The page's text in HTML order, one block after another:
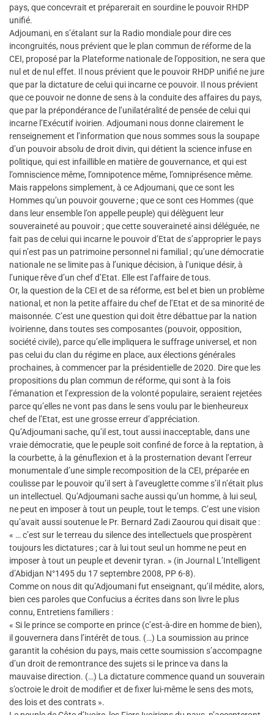
pays, que concevrait et préparerait en sourdine le pouvoir RHDP
unifié.
Adjoumani, en s’étalant sur la Radio mondiale pour dire ces
incongruités, nous prévient que le plan commun de réforme de la
CEI, proposé par la Plateforme nationale de l’opposition, ne sera que
nul et de nul effet. Il nous prévient que le pouvoir RHDP unifié ne jure
que par la dictature de celui qui incarne ce pouvoir. Il nous prévient
que ce pouvoir ne donne de sens à la conduite des affaires du pays,
que par la prépondérance de l’unilatéralité de pensée de celui qui
incarne l’Exécutif ivoirien. Adjoumani nous donne clairement le
renseignement et l’information que nous sommes sous la soupape
d’un pouvoir absolu de droit divin, qui détient la science infuse en
politique, qui est infaillible en matière de gouvernance, et qui est
l’omniscience même, l’omnipotence même, l’omniprésence même.
Mais rappelons simplement, à ce Adjoumani, que ce sont les
Hommes qu’un pouvoir gouverne ; que ce sont ces Hommes (que
dans leur ensemble l’on appelle peuple) qui délèguent leur
souveraineté au pouvoir ; que cette souveraineté ainsi déléguée, ne
fait pas de celui qui incarne le pouvoir d’Etat de s’approprier le pays
qui n’est pas un patrimoine personnel ni familial ; qu’une démocratie
nationale ne se limite pas à l’unique décision, à l’unique désir, à
l’unique rêve d’un chef d’Etat. Elle est l’affaire de tous.
Or, la question de la CEI et de sa réforme, est bel et bien un problème
national, et non la petite affaire du chef de l’Etat et de sa minorité de
maisonnée. C’est une question qui doit être débattue par la nation
ivoirienne, dans toutes ses composantes (pouvoir, opposition,
société civile), parce qu’elle impliquera le suffrage universel, et non
pas celui du clan du régime en place, aux élections générales
prochaines, à commencer par la présidentielle de 2020. Dire que les
propositions du plan commun de réforme, qui sont à la fois
l’émanation et l’expression de la volonté populaire, seraient rejetées
parce qu’elles ne vont pas dans le sens voulu par le bienheureux
chef de l’Etat, est une grosse erreur d’appréciation.
Qu’Adjoumani sache, qu’il est, tout aussi inacceptable, dans une
vraie démocratie, que le peuple soit confiné de force à la reptation, à
la courbette, à la génuflexion et à la prosternation devant l’erreur
monumentale d’une simple recomposition de la CEI, préparée en
coulisse par le pouvoir qu’il sert à l’aveuglette comme s’il n’était plus
un intellectuel. Qu’Adjoumani sache aussi qu’un homme, à lui seul,
ne peut en imposer à tout un peuple, tout le temps. C’est une vision
qu’avait aussi soutenue le Pr. Bernard Zadi Zaourou qui disait que :
« … c’est sur le terreau du silence des intellectuels que prospèrent
toujours les dictatures ; car à lui tout seul un homme ne peut en
imposer à tout un peuple et devenir tyran. » (in Journal L’Intelligent
d’Abidjan N°1495 du 17 septembre 2008, PP 6-8).
Comme on nous dit qu’Adjoumani fut enseignant, qu’il médite, alors,
bien ces paroles que Confucius a écrites dans son livre le plus
connu, Entretiens familiers :
« Si le prince se comporte en prince (c’est-à-dire en homme de bien),
il gouvernera dans l’intérêt de tous. (…) La soumission au prince
garantit la cohésion du pays, mais cette soumission s’accompagne
d’un droit de remontrance des sujets si le prince va dans la
mauvaise direction. (…) La dictature commence quand un souverain
s’octroie le droit de modifier et de fixer lui-même le sens des mots,
des lois et des contrats ».